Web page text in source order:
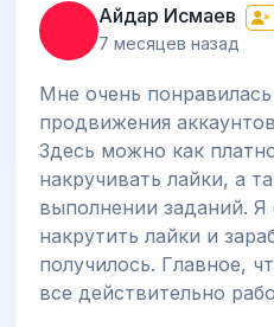
Айдар Исмаев
7 месяцев назад
Мне очень
продвижения
Здесь можно как
накручивать лайки, а
выполнении заданий. Я
накрутить лайки и
получилось. Главное,
все действительно